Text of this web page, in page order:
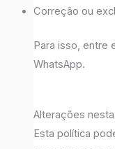
Correção ou
Para isso, entre
WhatsApp.
Alterações
Esta política